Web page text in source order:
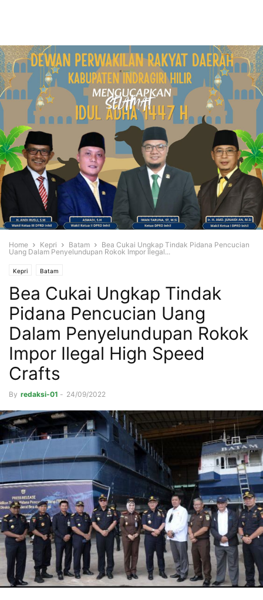
Home Kepri Batam
Bea Cukai Ungkap Tindak Pidana Pencucian
Uang Dalam Penyelundupan Rokok Impor Ilegal...
Kepri Batam
Bea Cukai Ungkap Tindak
Pidana Pencucian Uang
Dalam Penyelundupan Rokok
Impor Ilegal High Speed
Crafts
By redaksi-01 - 24/09/2022